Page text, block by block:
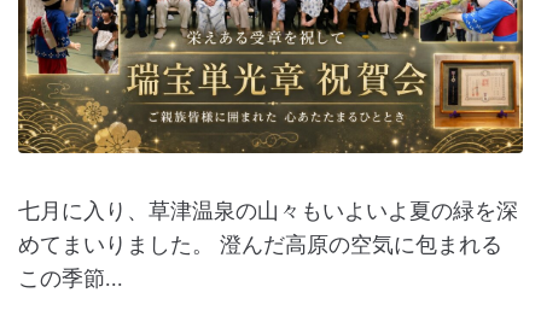
七月に入り、草津温泉の山々もいよいよ夏の緑を深
めてまいりました。 澄んだ高原の空気に包まれる
この季節...